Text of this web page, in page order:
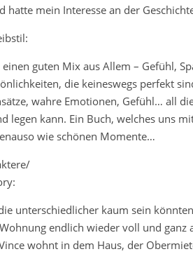
mein Interesse an der
guten Mix aus Allem – Gefühl,
die keineswegs perfekt
wahre Emotionen, Gefühl… all
legen kann. Ein Buch, welches uns
wie schönen Momente…
unterschiedlicher kaum sein
endlich wieder voll und ganz
wohnt in dem Haus, der